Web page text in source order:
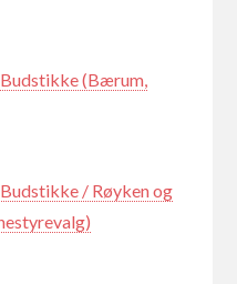
(Bærum,
/ Røyken og